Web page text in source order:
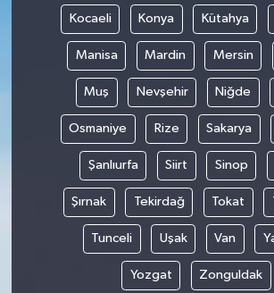
Kocaeli Konya Kütahya
Manisa Mardin Mersin
Muş Nevşehir Niğde
Osmaniye Rize Sakarya
Şanlıurfa Siirt Sinop
Şırnak Tekirdağ Tokat
Tunceli Uşak Van
Yozgat Zonguldak